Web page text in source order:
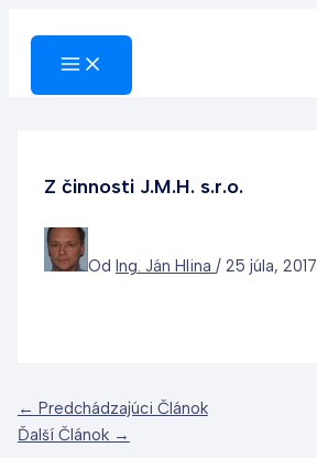
Z činnosti J.M.H. s.r.o.
Od Ing. Ján Hlina / 25 júla, 2017
← Predchádzajúci Článok
Ďalší Článok →